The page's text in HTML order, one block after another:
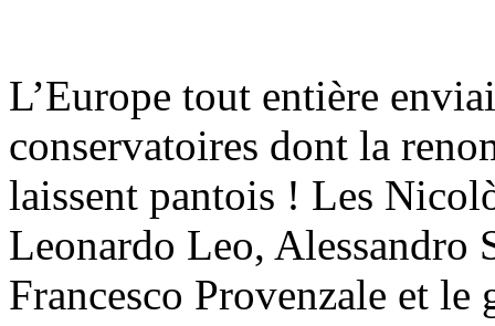
L’Europe tout entière
conservatoires dont la
laissent pantois ! Les
Leonardo Leo, Alessandro
Francesco Provenzale et